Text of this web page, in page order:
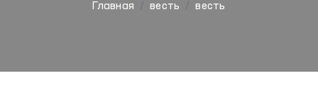
Главная весть весть